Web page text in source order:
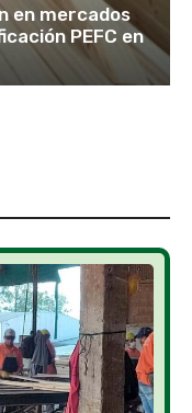
en mercados
PEFC en